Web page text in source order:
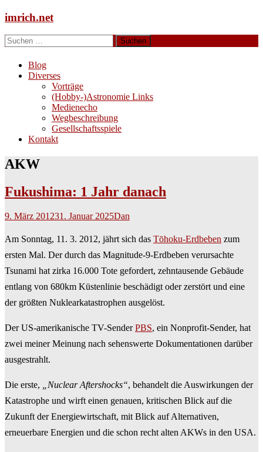
Zum
springen
imrich.net
Suchen
nach:
Blog
Diverses
Vorträge
(Hobby-)Astronomie Links
Medienecho
Wegbeschreibung
Gesellschaftsspiele
Kontakt
AKW
Fukushima: 1 Jahr danach
9. März 201231. Januar 2025Dan
Am Sonntag, 11. 3. 2012, jährt sich das Tōhoku-Erdbeben zum
ersten Mal. Der durch das Magnitude-9-Erdbeben verursachte
Tsunami hat zirka 16.000 Tote gefordert, zehntausende Gebäude
entlang von 680km Küstenlinie beschädigt oder zerstört und eine
der größten Nuklearkatastrophen ausgelöst.
Der US-amerikanische TV-SenderPBS, ein Nonprofit-Sender, hat
zwei meiner Meinung nach sehenswerte Dokumentationen darüber
ausgestrahlt.
Die erste, „Nuclear Aftershocks“, behandelt die Auswirkungen der
Katastrophe und wirft einen genauen, kritischen Blick auf die
Zukunft der Energiewirtschaft, mit Blick auf Alternativen,
erneuerbare Energien und die schon recht alten AKWs in den USA.